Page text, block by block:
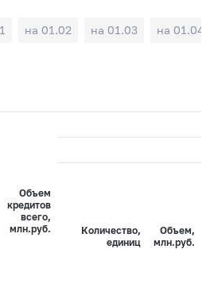
на 01.02 на 01.03 на 01.04
Объем
кредитов
всего,
млн.руб.
Количество,
единиц
Объем,
млн.руб.